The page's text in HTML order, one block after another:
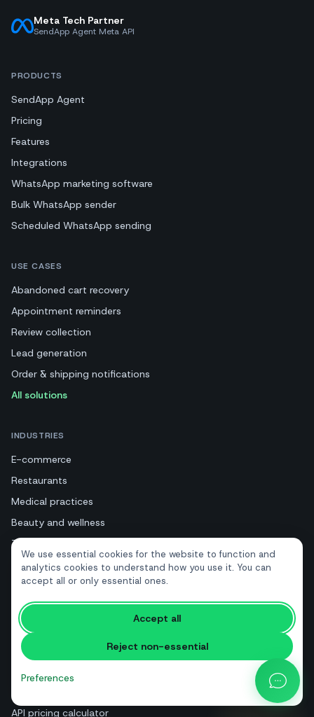
We use essential cookies for the website to function and
analytics cookies to understand how you use it. You can
accept all or only essential ones.
Accept all
Reject non-essential
Preferences
Meta Tech Partner
SendApp Agent Meta API
PRODUCTS
SendApp Agent
Pricing
Features
Integrations
WhatsApp marketing software
Bulk WhatsApp sender
Scheduled WhatsApp sending
USE CASES
Abandoned cart recovery
Appointment reminders
Review collection
Lead generation
Order & shipping notifications
All solutions
INDUSTRIES
E-commerce
Restaurants
Medical practices
Beauty and wellness
Tourism and hotels
Real estate
RESOURCES
Free tools
Glossary
API pricing calculator